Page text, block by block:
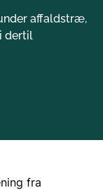
affaldstræ,
dertil
fra